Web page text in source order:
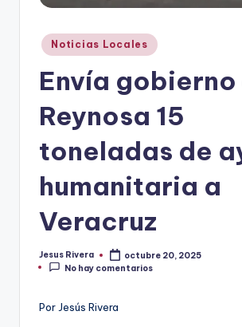
Publicado
en
Noticias Locales
Envía gobierno
Reynosa 15
toneladas de
humanitaria a
Veracruz
Publicado
por
Jesus Rivera
octubre 20, 2025
No hay comentarios
Por Jesús Rivera